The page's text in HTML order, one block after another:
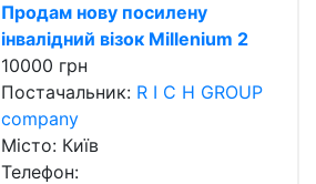
Продам нову посилену
інвалідний візок Millenium 2
10000 грн
Постачальник: R I C H GROUP
company
Місто: Київ
Телефон: